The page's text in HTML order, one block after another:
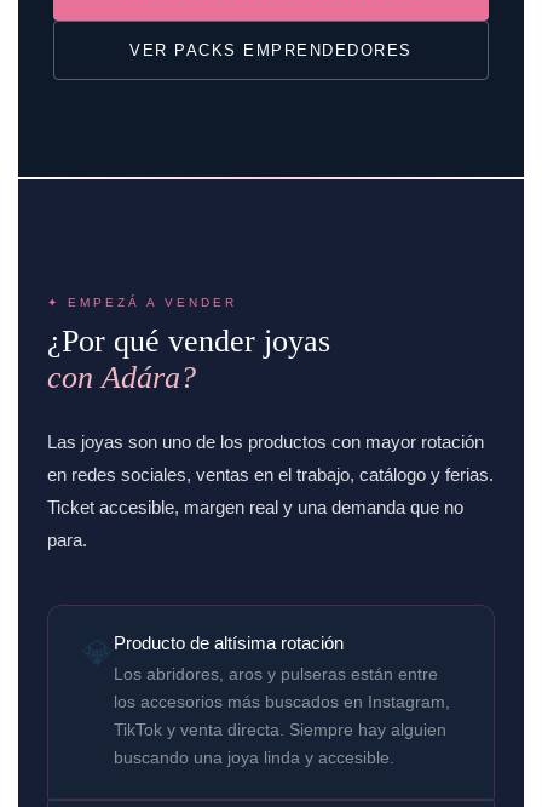
VER PACKS EMPRENDEDORES
✦ EMPEZÁ A VENDER
¿Por qué vender joyas
con Adára?
Las joyas son uno de los productos con mayor rotación
en redes sociales, ventas en el trabajo, catálogo y ferias.
Ticket accesible, margen real y una demanda que no
para.
💎Producto de altísima rotación
Los abridores, aros y pulseras están entre
los accesorios más buscados en Instagram,
TikTok y venta directa. Siempre hay alguien
buscando una joya linda y accesible.